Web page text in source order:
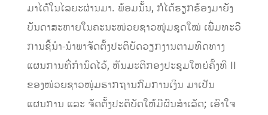
ມາໄດ້ໃນໄລຍະຜ່ານມາ. ພ້ອມນັ້ນ, ກໍໄດ້ຮຽກຮ້ອງ​ມາ​ຍັງ​
ບັນດາ​ສະຫາຍ​ໃນ​ຄະນະ​ໜ່ວຍ​ຊາວໜຸ່ມ​ຊຸດ​ໃໝ່ ເພີ່ມທະວີ
ການຊີ້ນຳ-ນຳພາຈັດຕັ້ງປະຕິບັດວຽກງານຕາມທິດທາງ
ແຜນການທີ່ກຳນົດໄວ້, ຫັນມະຕິກອງປະຊຸມໃຫຍ່ຄັ້ງທີ II
ຂອງໜ່ວຍຊາວໜຸ່ມຮາກຖານກົມການເງິນ ມາເປັນ
ແຜນການ ແລະ ຈັດຕັ້ງປະຕິບັດໃຫ້ມີຜົນສຳເລັດ; ເອົາໃຈ